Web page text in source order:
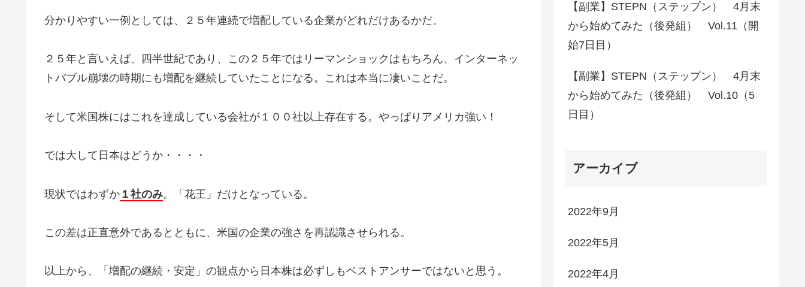
分かりやすい一例としては、２５年連続で増配している企業がどれだけあるかだ。
２５年と言いえば、四半世紀であり、この２５年ではリーマンショックはもちろん、インターネッ
トバブル崩壊の時期にも増配を継続していたことになる。これは本当に凄いことだ。
そして米国株にはこれを達成している会社が１００社以上存在する。やっぱりアメリカ強い！
では大して日本はどうか・・・・
現状ではわずか １社のみ。「花王」だけとなっている。
この差は正直意外であるとともに、米国の企業の強さを再認識させられる。
以上から、「増配の継続・安定」の観点から日本株は必ずしもベストアンサーではないと思う。
【副業】STEPN（ステップン） 4月末
から始めてみた（後発組） Vol.11（開
始7日目）
【副業】STEPN（ステップン） 4月末
から始めてみた（後発組） Vol.10（5
日目）
アーカイブ
2022年9月
2022年5月
2022年4月